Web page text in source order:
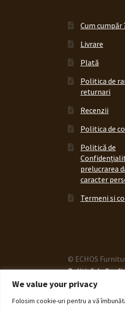
We value your privacy
Folosim cookie-uri pentru a vă
Cum cumpăr
Livrare
Plată
Politica de
returnari
Recenzii
Politica de
Politică de
prelucrarea
caracter
Termeni si
© ECHOS
Politică de